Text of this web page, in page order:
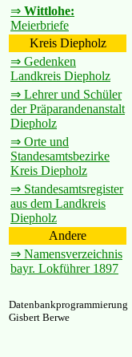
⇒ Wittlohe:
Meierbriefe
Kreis Diepholz
⇒ Gedenken
Landkreis Diepholz
⇒ Lehrer und Schüler
der Präparandenanstalt
Diepholz
⇒ Orte und
Standesamtsbezirke
Kreis Diepholz
⇒ Standesamtsregister
aus dem Landkreis
Diepholz
Andere
⇒ Namensverzeichnis
bayr. Lokführer 1897
Datenbankprogrammierung
Gisbert Berwe